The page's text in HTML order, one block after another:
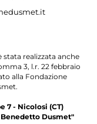
stata realizzata anche
3, l.r. 22 febbraio
alla Fondazione
7 - Nicolosi (CT)
Dusmet"